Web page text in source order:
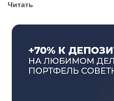
Читать